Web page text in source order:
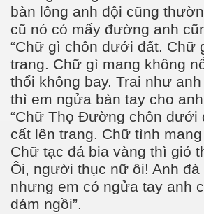
bàn lông anh đội cũng
cũ nó có mấy đường anh
“Chữ gì chôn dưới đất. Chữ
trang. Chữ gì mang không
thổi không bay. Trai như
thì em ngửa bàn tay cho
“Chữ Thọ Đường chôn dưới
cất lên trang. Chữ tình
Chữ tạc đá bia vàng thì gió
Ôi, người thục nữ ôi! Anh đà
nhưng em có ngửa tay anh
dám ngồi”.